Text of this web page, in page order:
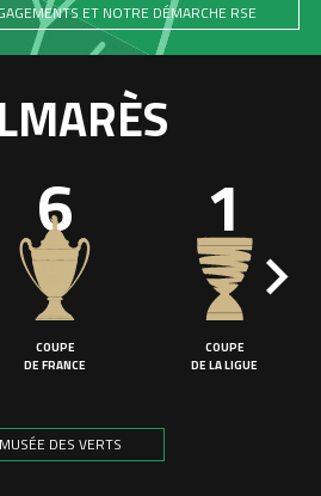
ET NOTRE DÉMARCHE RSE
6
COUPE
DE FRANCE
1
COUPE
DE LA LIGUE
DES VERTS